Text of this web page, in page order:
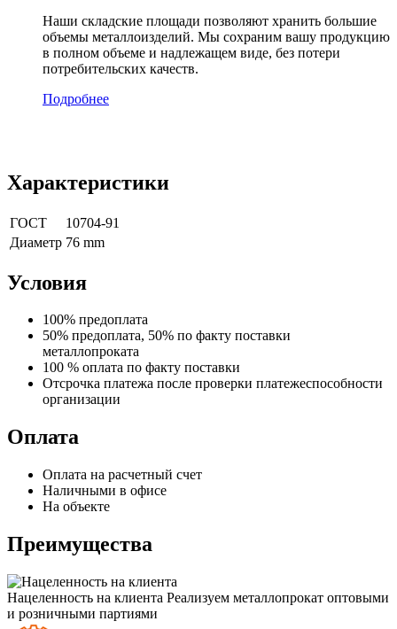
Наши складские площади позволяют хранить большие
объемы металлоизделий. Мы сохраним вашу продукцию
в полном объеме и надлежащем виде, без потери
потребительских качеств.
Подробнее
Характеристики
ГОСТ
10704-91
Диаметр 76 mm
Условия
100% предоплата
50% предоплата, 50% по факту поставки
металлопроката
100 % оплата по факту поставки
Отсрочка платежа после проверки платежеспособности
организации
Оплата
Оплата на расчетный счет
Наличными в офисе
На объекте
Преимущества
Нацеленность на клиента Реализуем металлопрокат оптовыми
и розничными партиями